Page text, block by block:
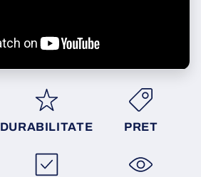
DURABILITATE PRET